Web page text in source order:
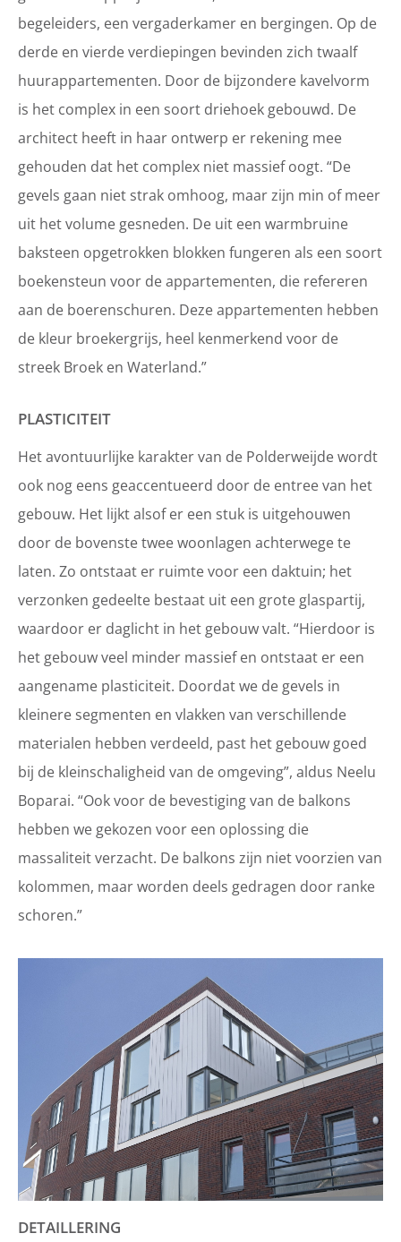
begeleiders, een vergaderkamer en bergingen. Op de
derde en vierde verdiepingen bevinden zich twaalf
huurappartementen. Door de bijzondere kavelvorm
is het complex in een soort driehoek gebouwd. De
architect heeft in haar ontwerp er rekening mee
gehouden dat het complex niet massief oogt. “De
gevels gaan niet strak omhoog, maar zijn min of meer
uit het volume gesneden. De uit een warmbruine
baksteen opgetrokken blokken fungeren als een soort
boekensteun voor de appartementen, die refereren
aan de boerenschuren. Deze appartementen hebben
de kleur broekergrijs, heel kenmerkend voor de
streek Broek en Waterland.”
PLASTICITEIT
Het avontuurlijke karakter van de Polderweijde wordt
ook nog eens geaccentueerd door de entree van het
gebouw. Het lijkt alsof er een stuk is uitgehouwen
door de bovenste twee woonlagen achterwege te
laten. Zo ontstaat er ruimte voor een daktuin; het
verzonken gedeelte bestaat uit een grote glaspartij,
waardoor er daglicht in het gebouw valt. “Hierdoor is
het gebouw veel minder massief en ontstaat er een
aangename plasticiteit. Doordat we de gevels in
kleinere segmenten en vlakken van verschillende
materialen hebben verdeeld, past het gebouw goed
bij de kleinschaligheid van de omgeving”, aldus Neelu
Boparai. “Ook voor de bevestiging van de balkons
hebben we gekozen voor een oplossing die
massaliteit verzacht. De balkons zijn niet voorzien van
kolommen, maar worden deels gedragen door ranke
schoren.”
DETAILLERING